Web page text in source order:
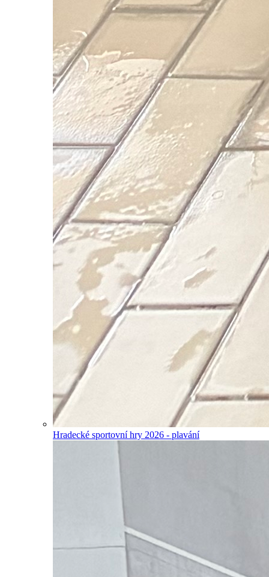
Hradecké sportovní hry 2026 - plavání